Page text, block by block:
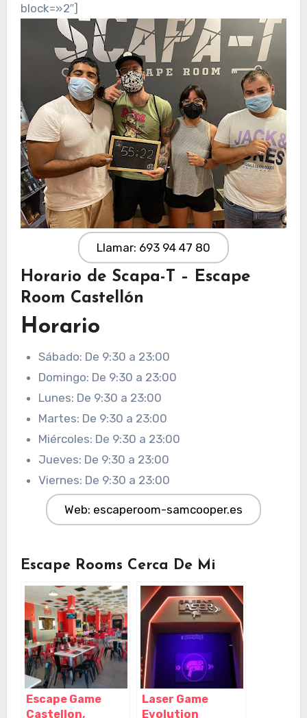
block=»2″]
Llamar: 693 94 47 80
Horario de Scapa-T – Escape
Room Castellón
Horario
Sábado: De 9:30 a 23:00
Domingo: De 9:30 a 23:00
Lunes: De 9:30 a 23:00
Martes: De 9:30 a 23:00
Miércoles: De 9:30 a 23:00
Jueves: De 9:30 a 23:00
Viernes: De 9:30 a 23:00
Web: escaperoom-samcooper.es
Escape Rooms Cerca De Mi
Escape Game
Castellon,
Laser Game
Evolution